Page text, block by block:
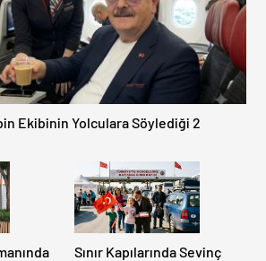
Ekibinin Yolculara Söylediği 2
Sınır Kapılarında Sevinç